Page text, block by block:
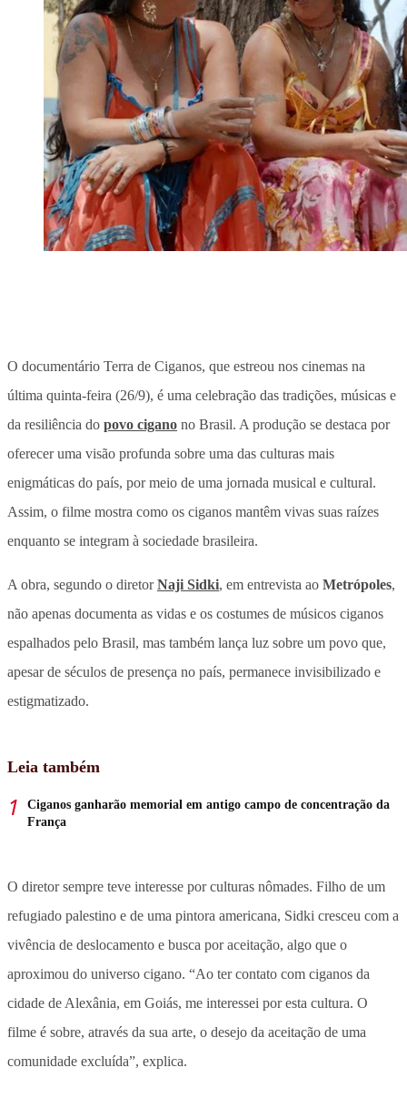
O documentário Terra de Ciganos, que estreou nos cinemas na
última quinta-feira (26/9), é uma celebração das tradições, músicas e
da resiliência do povo cigano no Brasil. A produção se destaca por
oferecer uma visão profunda sobre uma das culturas mais
enigmáticas do país, por meio de uma jornada musical e cultural.
Assim, o filme mostra como os ciganos mantêm vivas suas raízes
enquanto se integram à sociedade brasileira.
A obra, segundo o diretorNaji Sidki, em entrevista ao Metrópoles,
não apenas documenta as vidas e os costumes de músicos ciganos
espalhados pelo Brasil, mas também lança luz sobre um povo que,
apesar de séculos de presença no país, permanece invisibilizado e
estigmatizado.
Leia também
Ciganos ganharão memorial em antigo campo de concentração da
França
O diretor sempre teve interesse por culturas nômades. Filho de um
refugiado palestino e de uma pintora americana, Sidki cresceu com a
vivência de deslocamento e busca por aceitação, algo que o
aproximou do universo cigano. “Ao ter contato com ciganos da
cidade de Alexânia, em Goiás, me interessei por esta cultura. O
filme é sobre, através da sua arte, o desejo da aceitação de uma
comunidade excluída”, explica.